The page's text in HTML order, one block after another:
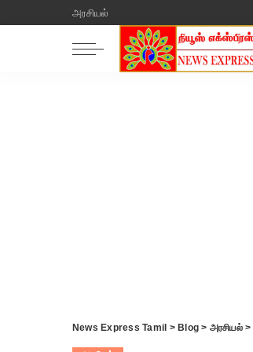
அரசியல்
News Express Tamil > Blog > அரசியல்>